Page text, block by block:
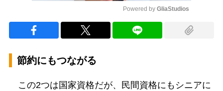
Powered by GliaStudios
節約にもつながる
この2つは国家資格だが、民間資格にもシニアに